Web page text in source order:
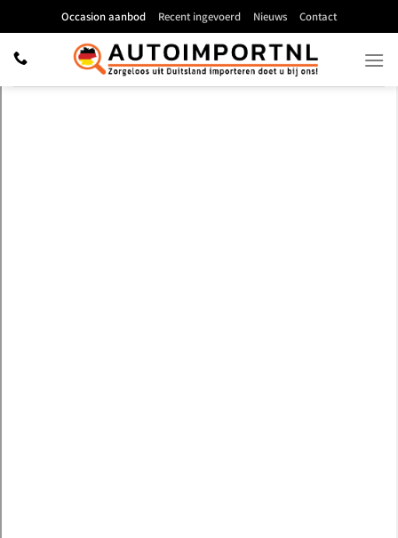
naar
inhoud
Occasion aanbod Recent ingevoerd Nieuws Contact